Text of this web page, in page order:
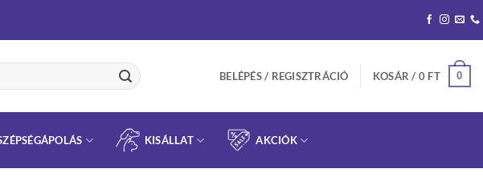
BELÉPÉS / REGISZTRÁCIÓ KOSÁR / 0 FT 0
KISÁLLAT AKCIÓK